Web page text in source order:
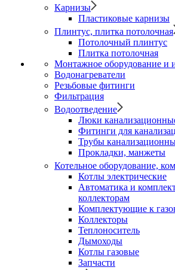
Карнизы
Пластиковые карнизы
Плинтус, плитка потолочная
Потолочный плинтус
Плитка потолочная
Монтажное оборудование и
Водонагреватели
Резьбовые фитинги
Фильтрация
Водоотведение
Люки
Фитинги для
Трубы
Прокладки, манжеты
Котельное оборудование,
Котлы электрические
Автоматика и
коллекторам
Комплектующие к
Коллекторы
Теплоноситель
Дымоходы
Котлы газовые
Запчасти